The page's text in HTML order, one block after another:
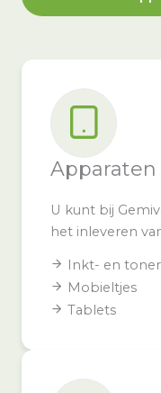
Apparaten
U kunt bij
het inleveren
Inkt- en
Mobieltjes
Tablets